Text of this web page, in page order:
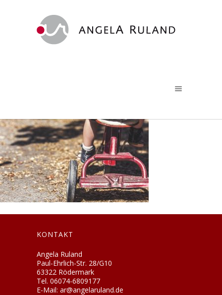
KONTAKT
Angela Ruland
Paul-Ehrlich-Str. 28/G10
63322 Rödermark
Tel. 06074-6809177
E-Mail: ar@angelaruland.de